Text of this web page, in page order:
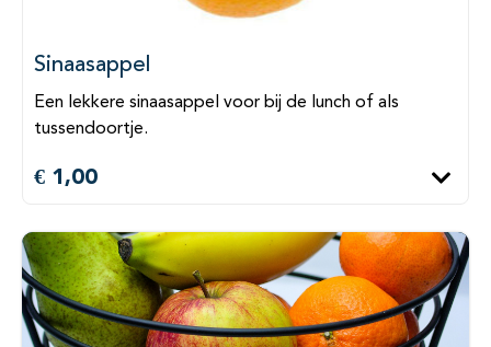
Sinaasappel
Een lekkere sinaasappel voor bij de lunch of als
tussendoortje.
€ 1,00